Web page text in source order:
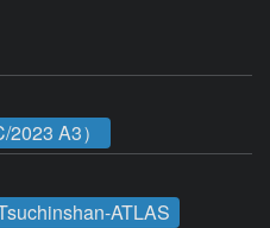
A3）
ATLAS